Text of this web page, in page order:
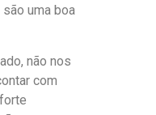
uma boa
não nos
com